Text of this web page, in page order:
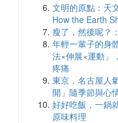
文明的原點：天
How the Earth
瘦了，然後呢？
年輕一輩子的身
法×伸展×運動」
疼痛
東京．名古屋人
開」隨季節與心
好好吃飯，一鍋
原味料理